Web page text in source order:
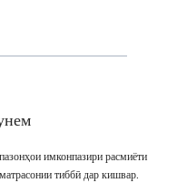
имконпазири расмиёти
тиббӣ дар кишвар.